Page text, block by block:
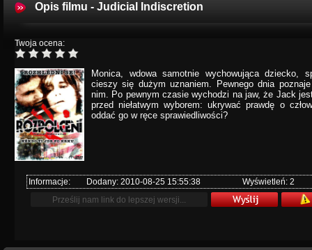
Opis filmu - Judicial Indiscretion
Twoja ocena:
Monica, wdowa samotnie wychowująca dziecko,
cieszy się dużym uznaniem. Pewnego dnia
nim. Po pewnym czasie wychodzi na jaw, że Jack
przed niełatwym wyborem: ukrywać prawdę o
oddać go w ręce sprawiedliwości?
Informacje: Dodany: 2010-08-25 15:55:38 Wyświetleń: 2